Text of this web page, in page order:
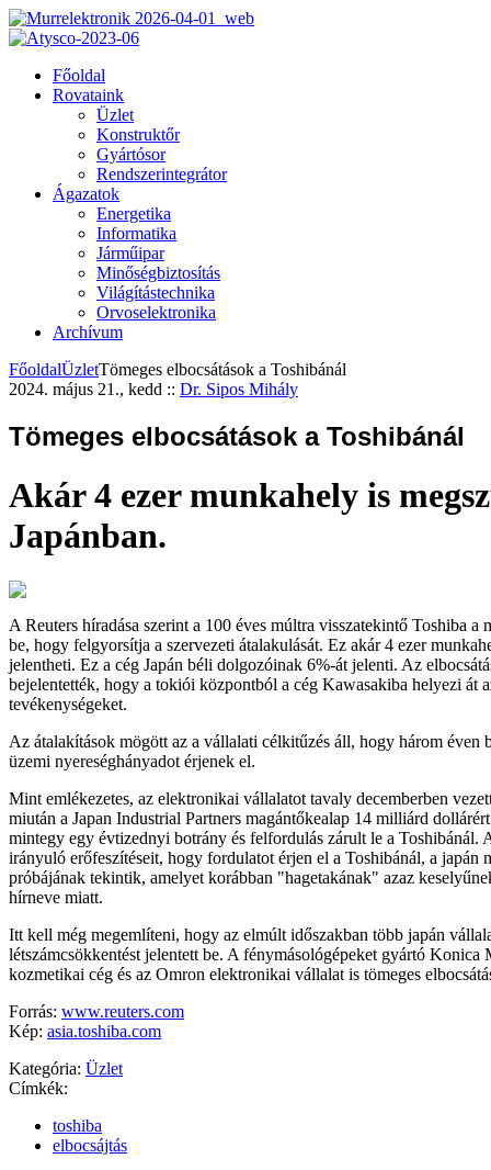
Főoldal
Rovataink
Üzlet
Konstruktőr
Gyártósor
Rendszerintegrátor
Ágazatok
Energetika
Informatika
Járműipar
Minőségbiztosítás
Világítástechnika
Orvoselektronika
Archívum
FőoldalÜzletTömeges elbocsátások a Toshibánál
2024. május 21., kedd :: Dr. Sipos Mihály
Tömeges elbocsátások a Toshibánál
Akár 4 ezer munkahely is
Japánban.
A Reuters híradása szerint a 100 éves múltra visszatekintő Toshiba a
be, hogy felgyorsítja a szervezeti átalakulását. Ez akár 4 ezer
jelentheti. Ez a cég Japán béli dolgozóinak 6%-át jelenti. Az
bejelentették, hogy a tokiói központból a cég Kawasakiba helyezi át
tevékenységeket.
Az átalakítások mögött az a vállalati célkitűzés áll, hogy három éven
üzemi nyereséghányadot érjenek el.
Mint emlékezetes, az elektronikai vállalatot tavaly decemberben
miután a Japan Industrial Partners magántőkealap 14 milliárd
mintegy egy évtizednyi botrány és felfordulás zárult le a Toshibánál.
irányuló erőfeszítéseit, hogy fordulatot érjen el a Toshibánál, a japán
próbájának tekintik, amelyet korábban "hagetakának" azaz
hírneve miatt.
Itt kell még megemlíteni, hogy az elmúlt időszakban több japán
létszámcsökkentést jelentett be. A fénymásológépeket gyártó Konica
kozmetikai cég és az Omron elektronikai vállalat is tömeges
Forrás: www.reuters.com
Kép: asia.toshiba.com
Kategória: Üzlet
Címkék:
toshiba
elbocsájtás